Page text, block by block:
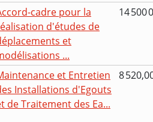
cadre pour la
d'études de
et
...
14 500
et Entretien
Installations d'Egouts
de Traitement des Ea...
8